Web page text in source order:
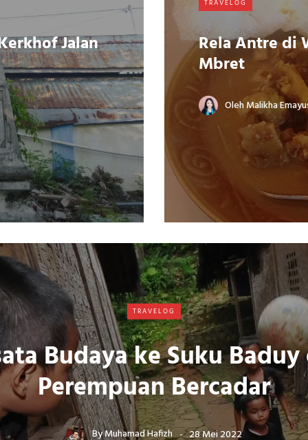
Jalan
TRAVELOG
Rela Antre di
Mbret
OlehMalikha
TRAVELOG
Budaya ke Suku
Perempuan Bercadar
ByMuhamad Hafizh 28 Mei 2022